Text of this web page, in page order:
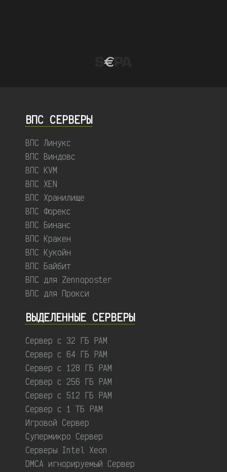
ВПС СЕРВЕРЫ
ВПС Линукс
ВПС Виндовс
ВПС KVM
ВПС XEN
ВПС Хранилище
ВПС Форекс
ВПС Бинанс
ВПС Кракен
ВПС Кукойн
ВПС Байбит
ВПС для Zennoposter
ВПС для Прокси
ВЫДЕЛЕННЫЕ CЕРВЕРЫ
Сервер с 32 ГБ РАМ
Сервер с 64 ГБ РАМ
Сервер с 128 ГБ РАМ
Сервер с 256 ГБ РАМ
Сервер с 512 ГБ РАМ
Сервер с 1 ТБ РАМ
Игровой Сервер
Супермикро Сервер
Серверы Intel Xeon
DMCA игнорируемый Сервер